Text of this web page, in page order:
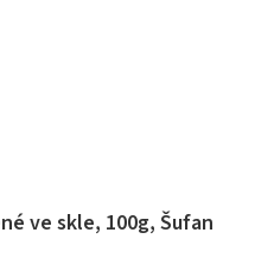
ve skle, 100g, Šufan